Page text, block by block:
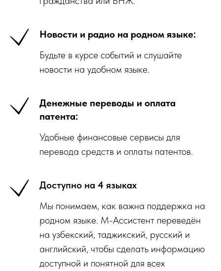
Новости и радио на родном языке:
Будьте в курсе событий и слушайте
новости на удобном языке.
Денежные переводы и оплата
патента:
Удобные финансовые сервисы для
перевода средств и оплаты патентов.
Доступно на 4 языках
Мы понимаем, как важна поддержка на
родном языке. М-Ассистент переведён
на узбекский, таджикский, русский и
английский, чтобы сделать информацию
доступной и понятной для всех